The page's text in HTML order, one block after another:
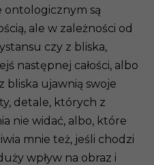
ontologicznym są
ale w zależności od
czy z bliska,
następnej całości, albo
bliska ujawnią swoje
detale, których z
nie widać, albo, które
mnie też, jeśli chodzi
wpływ na obraz i